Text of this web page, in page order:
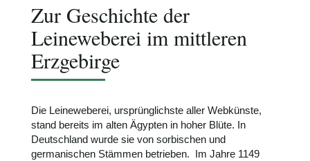
Zur Geschichte der
Leineweberei im mittleren
Erzgebirge
Die Leineweberei, ursprünglichste aller Webkünste,
stand bereits im alten Ägypten in hoher Blüte. In
Deutschland wurde sie von sorbischen und
germanischen Stämmen betrieben. Im Jahre 1149